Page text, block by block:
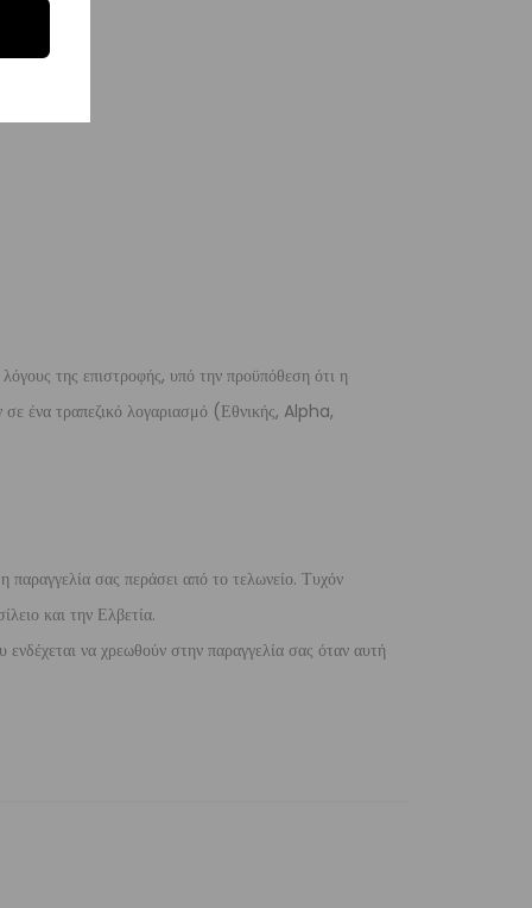
της επιστροφής, υπό την προϋπόθεση ότι η
ένα τραπεζικό λογαριασμό (Εθνικής, Alpha,
παραγγελία σας περάσει από το τελωνείο. Τυχόν
και την Ελβετία.
να χρεωθούν στην παραγγελία σας όταν αυτή